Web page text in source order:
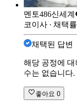
멘토486신세계
코이사 ∙ 채택률
채택된 답변
해당 공정에
수는 없습니다
좋아요 0